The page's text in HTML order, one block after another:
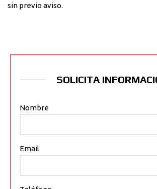
sin previo aviso.
SOLICITA
Nombre
Email